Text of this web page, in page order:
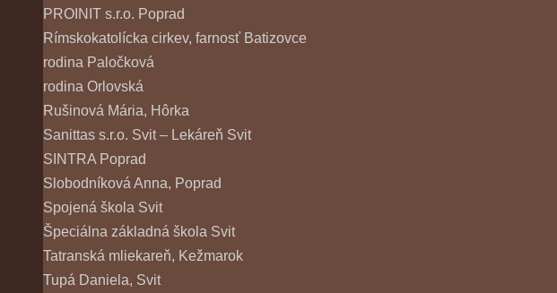
PROINIT s.r.o. Poprad
Rímskokatolícka cirkev, farnosť Batizovce
rodina Paločková
rodina Orlovská
Rušinová Mária, Hôrka
Sanittas s.r.o. Svit – Lekáreň Svit
SINTRA Poprad
Slobodníková Anna, Poprad
Spojená škola Svit
Špeciálna základná škola Svit
Tatranská mliekareň, Kežmarok
Tupá Daniela, Svit